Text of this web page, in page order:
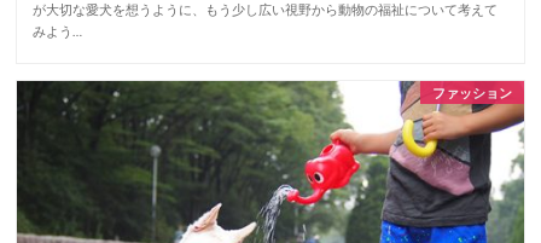
が大切な愛犬を想うように、もう少し広い視野から動物の福祉について考えて
みよう…
ファッション